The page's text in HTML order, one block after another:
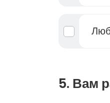
5. Вам